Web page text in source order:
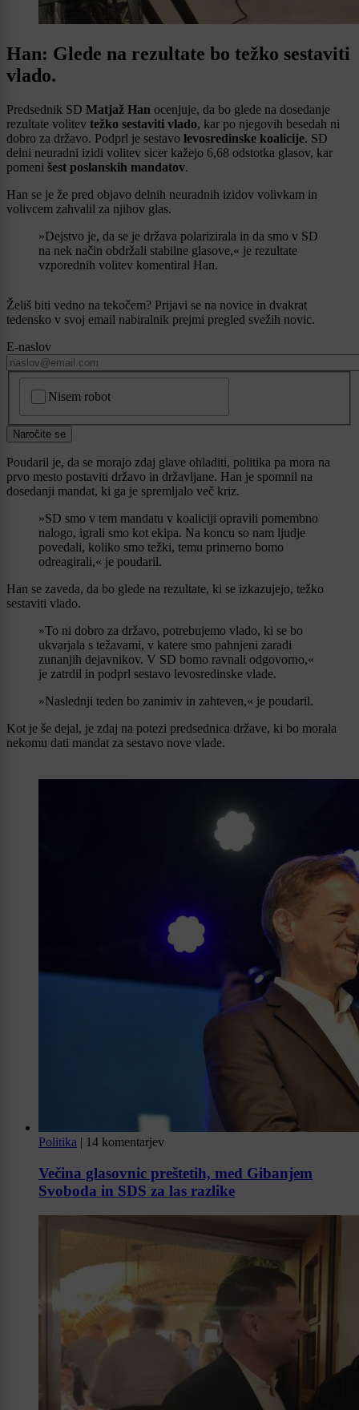
Han: Glede na rezultate bo težko sestaviti
vlado.
Predsednik SD Matjaž Han ocenjuje, da bo glede na dosedanje
rezultate volitev težko sestaviti vlado, kar po njegovih besedah ni
dobro za državo. Podprl je sestavo levosredinske koalicije. SD
delni neuradni izidi volitev sicer kažejo 6,68 odstotka glasov, kar
pomeni šest poslanskih mandatov.
Han se je že pred objavo delnih neuradnih izidov volivkam in
volivcem zahvalil za njihov glas.
»Dejstvo je, da se je država polarizirala in da smo v SD
na nek način obdržali stabilne glasove,« je rezultate
vzporednih volitev komentiral Han.
Želiš biti vedno na tekočem? Prijavi se na novice in dvakrat
tedensko v svoj email nabiralnik prejmi pregled svežih novic.
E-naslov
Nisem robot
Naročite se
Poudaril je, da se morajo zdaj glave ohladiti, politika pa mora na
prvo mesto postaviti državo in državljane. Han je spomnil na
dosedanji mandat, ki ga je spremljalo več kriz.
»SD smo v tem mandatu v koaliciji opravili pomembno
nalogo, igrali smo kot ekipa. Na koncu so nam ljudje
povedali, koliko smo težki, temu primerno bomo
odreagirali,« je poudaril.
Han se zaveda, da bo glede na rezultate, ki se izkazujejo, težko
sestaviti vlado.
»To ni dobro za državo, potrebujemo vlado, ki se bo
ukvarjala s težavami, v katere smo pahnjeni zaradi
zunanjih dejavnikov. V SD bomo ravnali odgovorno,«
je zatrdil in podprl sestavo levosredinske vlade.
»Naslednji teden bo zanimiv in zahteven,« je poudaril.
Kot je še dejal, je zdaj na potezi predsednica države, ki bo morala
nekomu dati mandat za sestavo nove vlade.
Politika | 14 komentarjev
Večina glasovnic preštetih, med Gibanjem
Svoboda in SDS za las razlike